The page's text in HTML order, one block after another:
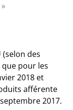
»
(selon des
que pour les
2018 et
afférente
2017.